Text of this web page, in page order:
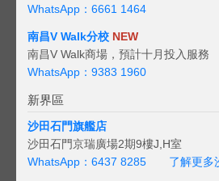
WhatsApp：6661 1464
南昌V Walk分校 NEW
南昌V Walk商場，預計十月投入服務
WhatsApp：9383 1960
新界區
沙田石門旗艦店
沙田石門京瑞廣場2期9樓J,H室
WhatsApp：6437 8285
了解更多